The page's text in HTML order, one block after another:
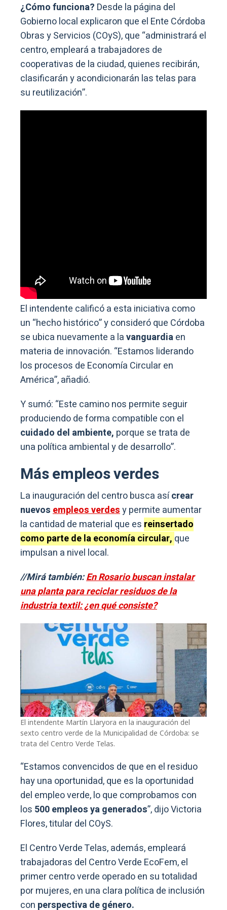
¿Cómo funciona? Desde la página del
Gobierno local explicaron que el Ente Córdoba
Obras y Servicios (COyS), que “administrará el
centro, empleará a trabajadores de
cooperativas de la ciudad, quienes recibirán,
clasificarán y acondicionarán las telas para
su reutilización”.
El intendente calificó a esta iniciativa como
un “hecho histórico” y consideró que Córdoba
se ubica nuevamente a lavanguardiaen
materia de innovación. “Estamos liderando
los procesos de Economía Circular en
América”, añadió.
Y sumó: “Este camino nos permite seguir
produciendo de forma compatible con el
cuidado del ambiente, porque se trata de
una política ambiental y de desarrollo”.
Más empleos verdes
La inauguración del centro busca asícrear
nuevosempleos verdesy permite aumentar
la cantidad de material que es reinsertado
como parte de la economía circular, que
impulsan a nivel local.
//Mirá también:En Rosario buscan instalar
una planta para reciclar residuos de la
industria textil: ¿en qué consiste?
El intendente Martín Llaryora en la inauguración del
sexto centro verde de la Municipalidad de Córdoba: se
trata del Centro Verde Telas.
“Estamos convencidos de que en el residuo
hay una oportunidad, que es la oportunidad
del empleo verde, lo que comprobamos con
los 500 empleos ya generados”, dijo Victoria
Flores, titular del COyS.
El Centro Verde Telas, además, empleará
trabajadoras del Centro Verde EcoFem, el
primer centro verde operado en su totalidad
por mujeres, en una clara política de inclusión
con perspectiva de género.